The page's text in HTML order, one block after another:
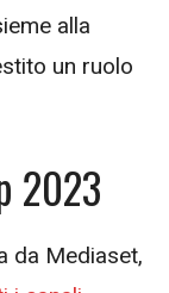
alla
un ruolo
2023
da Mediaset,